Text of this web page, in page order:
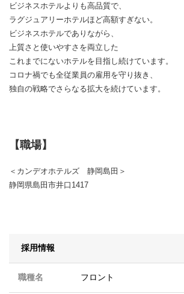
ビジネスホテルよりも高品質で、
ラグジュアリーホテルほど高額すぎない。
ビジネスホテルでありながら、
上質さと使いやすさを両立した
これまでにないホテルを目指し続けています。
コロナ禍でも全従業員の雇用を守り抜き、
独自の戦略でさらなる拡大を続けています。
【職場】
＜カンデオホテルズ 静岡島田＞
静岡県島田市井口1417
採用情報
職種名 フロント